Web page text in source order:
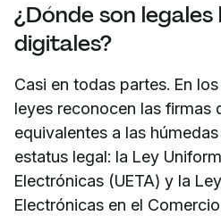
¿Dónde son
digitales?
Casi en todas partes. En
leyes reconocen las firmas
equivalentes a las
estatus legal: la Ley
Electrónicas (UETA) y la
Electrónicas en el